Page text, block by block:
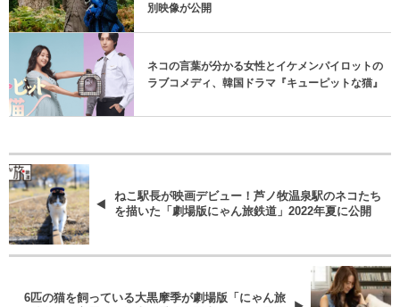
別映像が公開
ネコの言葉が分かる女性とイケメンパイロットの
ラブコメディ、韓国ドラマ『キューピットな猫』
ねこ駅長が映画デビュー！芦ノ牧温泉駅のネコたち
を描いた「劇場版にゃん旅鉄道」2022年夏に公開
6匹の猫を飼っている大黒摩季が劇場版「にゃん旅